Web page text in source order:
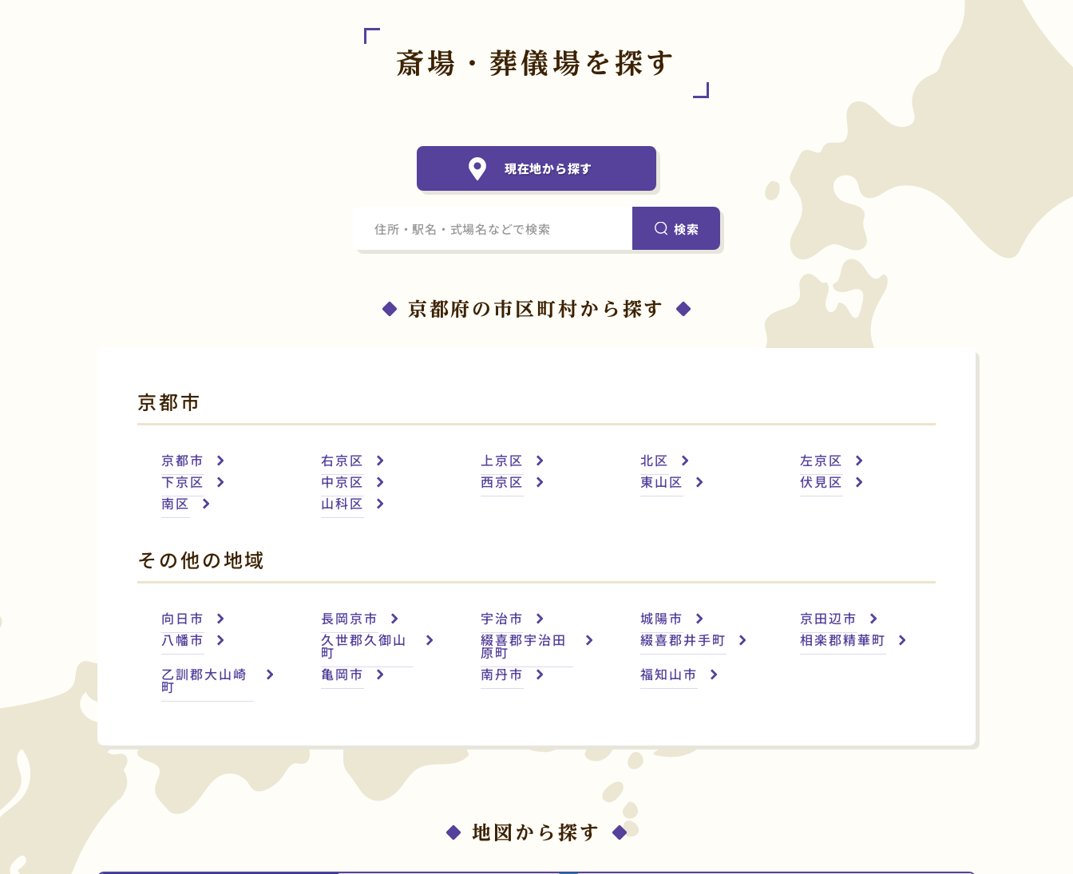
斎場・葬儀場を探す
現在地から探す
検索
京都府の市区町村から探す
京都市
京都市 右京区 上京区 北区
左京区
下京区
中京区 西京区 東山区
伏見区
南区
山科区
その他の地域
向日市 長岡京市 宇治市 城陽市
京田辺市
八幡市
久世郡久御山
町
綴喜郡宇治田
原町
綴喜郡井手町
相楽郡精華町
乙訓郡大山崎
町
亀岡市 南丹市 福知山市
地図から探す